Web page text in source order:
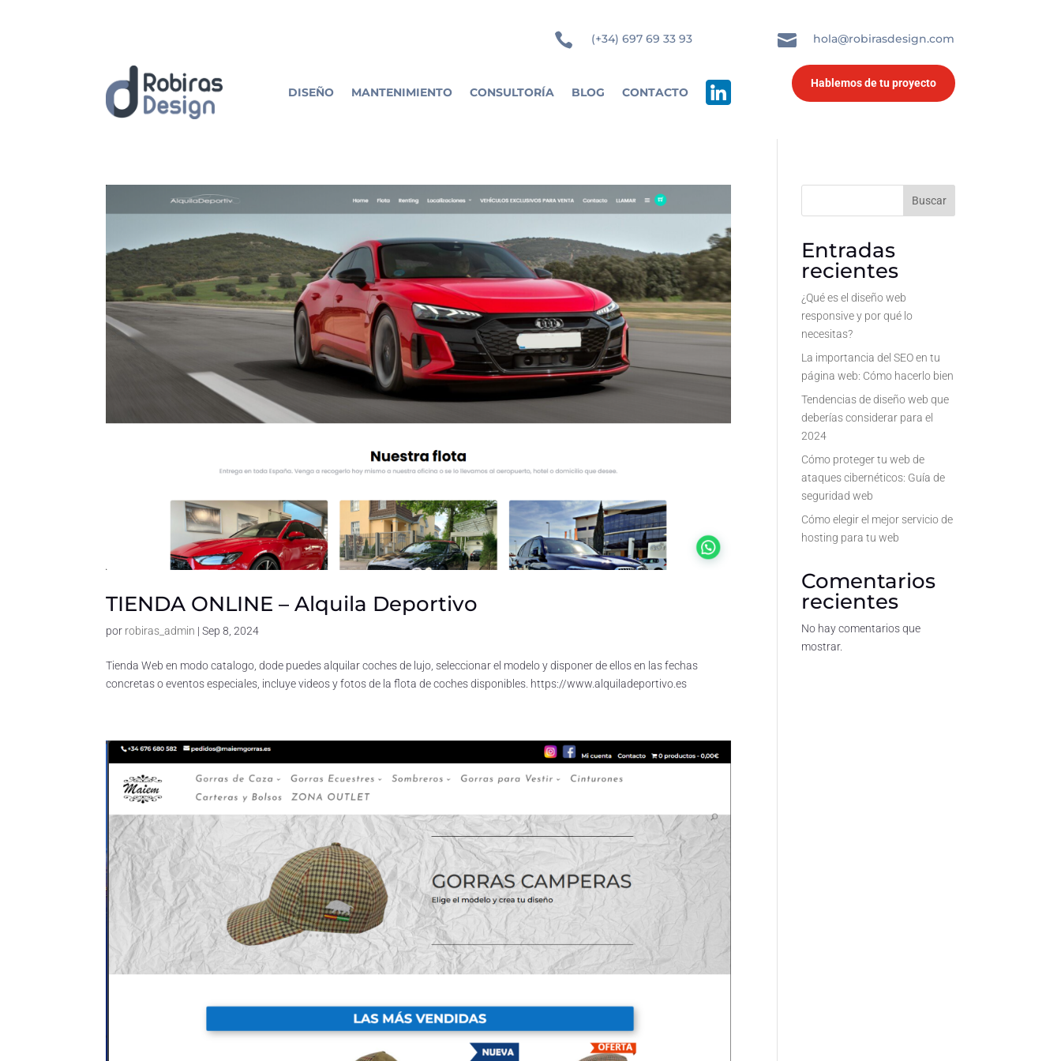
 (+34) 697 69 33 93  hola@robirasdesign.com
DISEÑO MANTENIMIENTO CONSULTORÍA BLOG CONTACTO
Hablemos de tu proyecto
TIENDA ONLINE – Alquila Deportivo
por robiras_admin |Sep 8, 2024
Tienda Web en modo catalogo, dode puedes alquilar coches de lujo, seleccionar el modelo y disponer de ellos en las fechas
concretas o eventos especiales, incluye videos y fotos de la flota de coches disponibles. https://www.alquiladeportivo.es
Buscar
Entradas
recientes
¿Qué es el diseño web
responsive y por qué lo
necesitas?
La importancia del SEO en tu
página web: Cómo hacerlo bien
Tendencias de diseño web que
deberías considerar para el
2024
Cómo proteger tu web de
ataques cibernéticos: Guía de
seguridad web
Cómo elegir el mejor servicio de
hosting para tu web
Comentarios
recientes
No hay comentarios que
mostrar.